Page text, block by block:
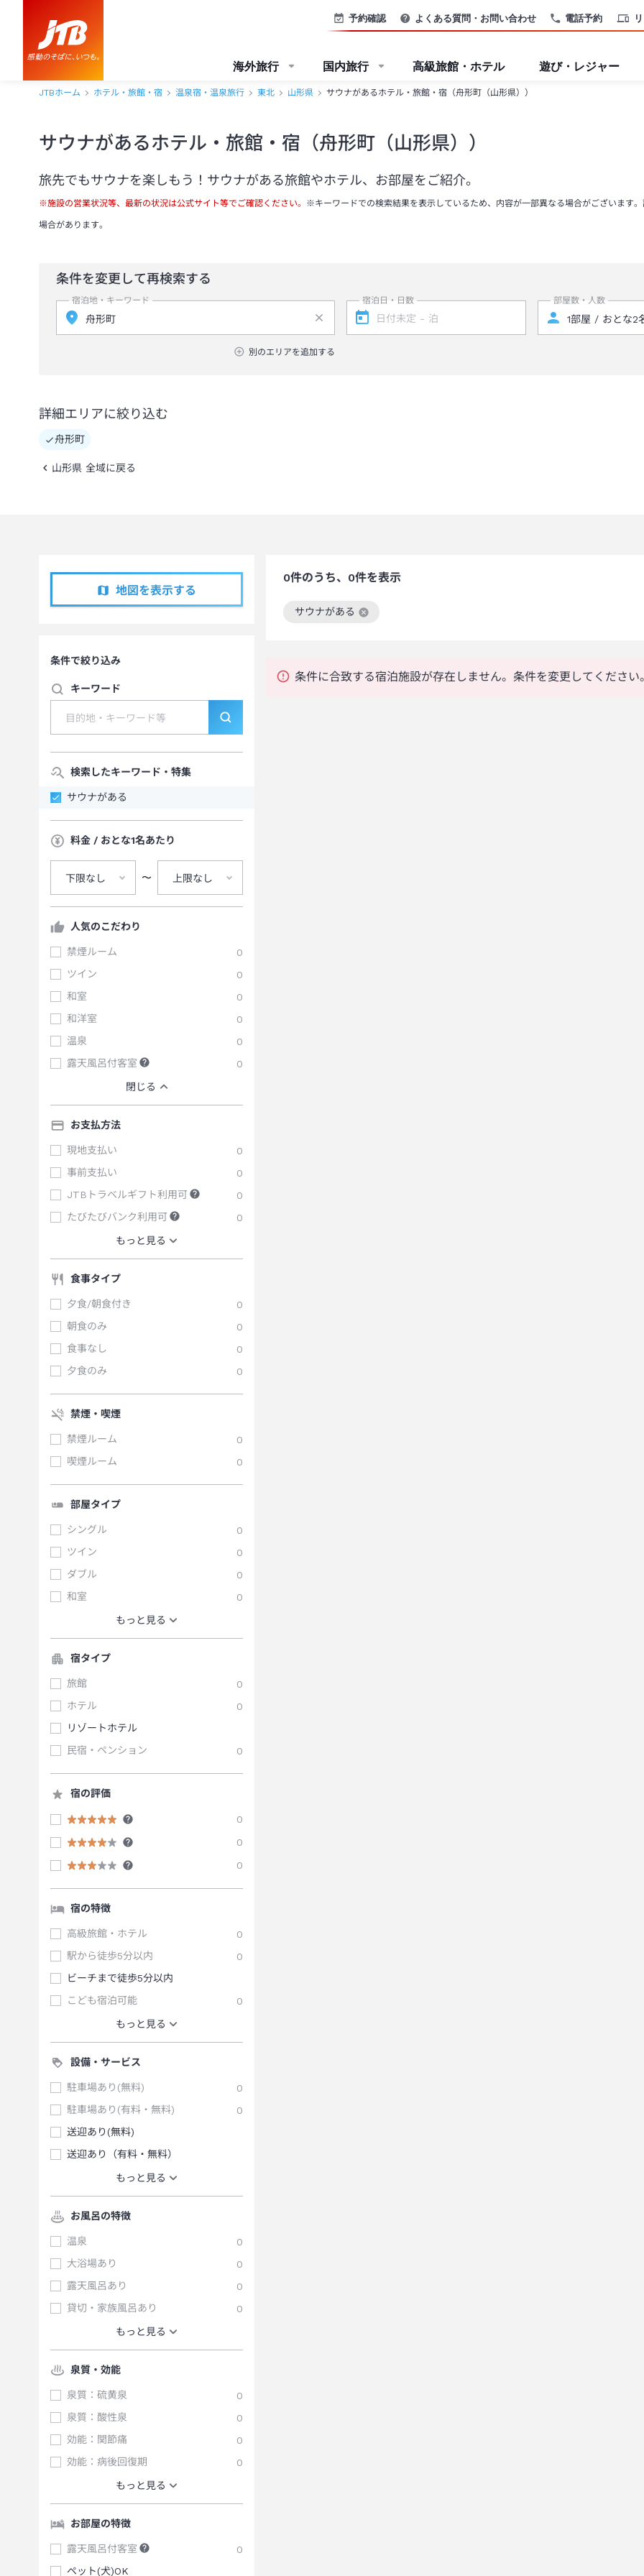
電話予約
予約確認 よくある質問・お問い合わせ
海外旅行 国内旅行 高級旅館・ホテル 遊び・レジャー
JTBホーム ホテル・旅館・宿 温泉宿・温泉旅行 東北 山形県 サウナがあるホテル・旅館・宿（舟形町（山形県））
サウナがあるホテル・旅館・宿（舟形町（山形県））
旅先でもサウナを楽しもう！サウナがある旅館やホテル、お部屋をご紹介。
※施設の営業状況等、最新の状況は公式サイト等でご確認ください。 ※キーワードでの検索結果を表示しているため、内容が一部異なる場合がございます
場合があります。
条件を変更して再検索する
宿泊地・キーワード
別のエリアを追加する
宿泊日・日数 部屋数・人数
詳細エリアに絞り込む
舟形町
山形県 全域に戻る
地図を表示する
条件で絞り込み
キーワード
検索したキーワード・特集
サウナがある
料金 / おとな1名あたり
下限なし 〜 上限なし
人気のこだわり
禁煙ルーム
0
ツイン
0
和室
0
和洋室
0
温泉
0
露天風呂付客室
0
閉じる
お支払方法
現地支払い
0
事前支払い
0
JTBトラベルギフト利用可
0
たびたびバンク利用可
0
もっと見る
食事タイプ
夕食/朝食付き
0
朝食のみ
0
食事なし
0
夕食のみ
0
禁煙・喫煙
禁煙ルーム
0
喫煙ルーム
0
部屋タイプ
シングル
0
ツイン
0
ダブル
0
和室
0
もっと見る
宿タイプ
旅館
0
ホテル
0
リゾートホテル
民宿・ペンション
0
宿の評価
0
0
0
宿の特徴
高級旅館・ホテル
0
駅から徒歩5分以内
0
ビーチまで徒歩5分以内
こども宿泊可能
0
もっと見る
設備・サービス
駐車場あり(無料)
0
駐車場あり(有料・無料)
0
送迎あり(無料)
送迎あり（有料・無料）
もっと見る
お風呂の特徴
温泉
0
大浴場あり
0
露天風呂あり
0
貸切・家族風呂あり
0
もっと見る
泉質・効能
泉質：硫黄泉
0
泉質：酸性泉
0
効能：関節痛
0
効能：病後回復期
0
もっと見る
お部屋の特徴
露天風呂付客室
0
ペット(犬)OK
0件のうち、0件を表示
サウナがある
この絞り込み条件を解除
条件に合致する宿泊施設が存在しません。条件を変更してください